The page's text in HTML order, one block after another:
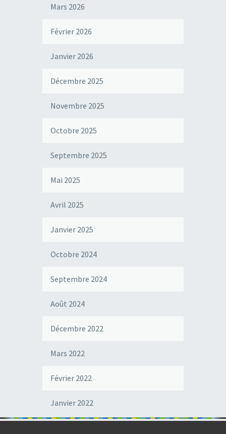
Mars 2026
Février 2026
Janvier 2026
Décembre 2025
Novembre 2025
Octobre 2025
Septembre 2025
Mai 2025
Avril 2025
Janvier 2025
Octobre 2024
Septembre 2024
Août 2024
Décembre 2022
Mars 2022
Février 2022
Janvier 2022